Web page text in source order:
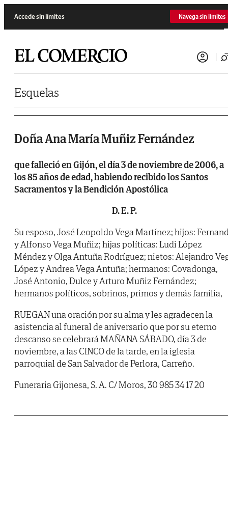
Accede sin límites Navega sin límites
Esquelas
Doña Ana María Muñiz Fernández
que falleció en Gijón, el día 3 de noviembre de 2006, a
los 85 años de edad, habiendo recibido los Santos
Sacramentos y la Bendición Apostólica
D. E. P.
Su esposo, José Leopoldo Vega Martínez; hijos:
y Alfonso Vega Muñiz; hijas políticas: Ludi López
Méndez y Olga Antuña Rodríguez; nietos: Alejandro
López y Andrea Vega Antuña; hermanos: Covadonga,
José Antonio, Dulce y Arturo Muñiz Fernández;
hermanos políticos, sobrinos, primos y demás familia,
RUEGAN una oración por su alma y les agradecen la
asistencia al funeral de aniversario que por su eterno
descanso se celebrará MAÑANA SÁBADO, día 3 de
noviembre, a las CINCO de la tarde, en la iglesia
parroquial de San Salvador de Perlora, Carreño.
Funeraria Gijonesa, S. A. C/ Moros, 30 985 34 17 20